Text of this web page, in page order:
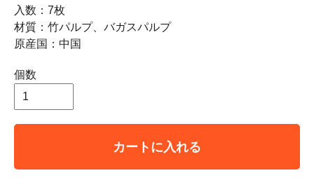
入数：7枚
材質：竹パルプ、バガスパルプ
原産国：中国
個数
カートに入れる